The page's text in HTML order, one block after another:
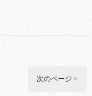
次のページ >